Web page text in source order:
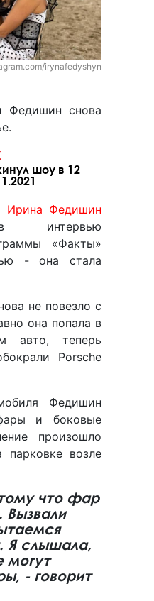
irynafedyshyn
Федишин снова
шоу в 12
Ирина Федишин
интервью
«Факты»
- она стала
не повезло с
она попала в
авто, теперь
Porsche
Федишин
и боковые
произошло
возле
что фар
Вызвали
Я слышала,
могут
- говорит